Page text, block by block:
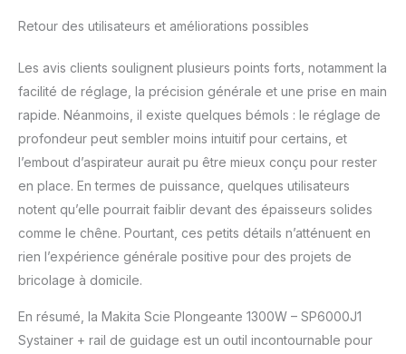
Retour des utilisateurs et améliorations possibles
Les avis clients soulignent plusieurs points forts, notamment la
facilité de réglage, la précision générale et une prise en main
rapide. Néanmoins, il existe quelques bémols : le réglage de
profondeur peut sembler moins intuitif pour certains, et
l’embout d’aspirateur aurait pu être mieux conçu pour rester
en place. En termes de puissance, quelques utilisateurs
notent qu’elle pourrait faiblir devant des épaisseurs solides
comme le chêne. Pourtant, ces petits détails n’atténuent en
rien l’expérience générale positive pour des projets de
bricolage à domicile.
En résumé, la Makita Scie Plongeante 1300W – SP6000J1
Systainer + rail de guidage est un outil incontournable pour